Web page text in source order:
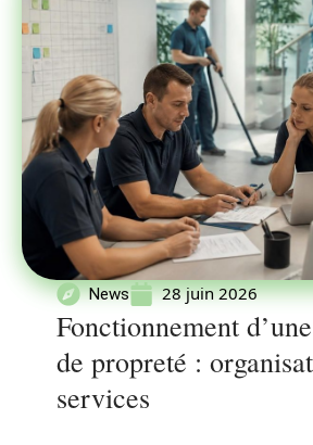
News 28 juin 2026
Fonctionnement
de propreté :
services